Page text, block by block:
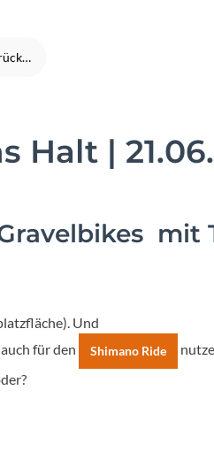
Giro
i:SY
Mammut
CUBE Produktsicherheitsrückruf ACID Carbon Hybrid Kurbelarme
Halt |
mit
Und
für den Shimano Ride